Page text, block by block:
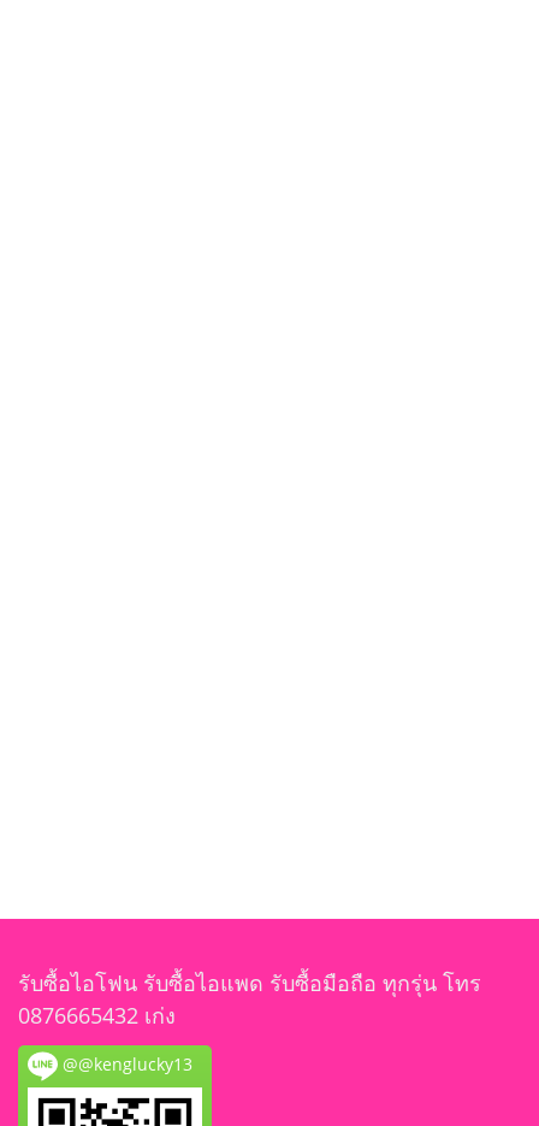
รับซื้อไอโฟน รับซื้อไอแพด รับซื้อมือถือ ทุกรุ่น โทร
0876665432 เก่ง
@@kenglucky13